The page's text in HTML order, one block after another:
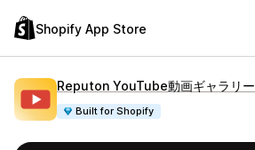
Shopify App Store
Reputon YouTube動画ギャラリー
Built for Shopify